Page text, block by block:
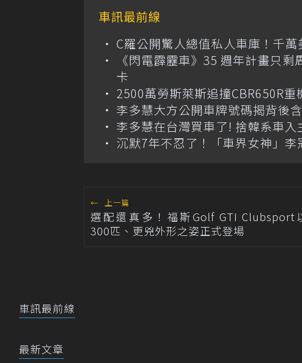
車訊最前線
C羅公開驚人總值私人車庫！千
《閃電霹靂車》35 週年計畫只
卡
2500萬勞斯萊斯追撞CBR650R
李多慧大方公開車牌號碼揭背後
李多慧在台灣買車了! 捨韓系車入
沉默7年不忍了！「車界女神」
← 上一篇
選配還真多！福斯Golf GTI Clubsport
300匹、更兇外形之姿正式登場
車訊最前線
最新文章